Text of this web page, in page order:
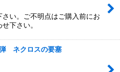
い。ご不明点はご購入前にお
下さい。
ネクロスの要塞